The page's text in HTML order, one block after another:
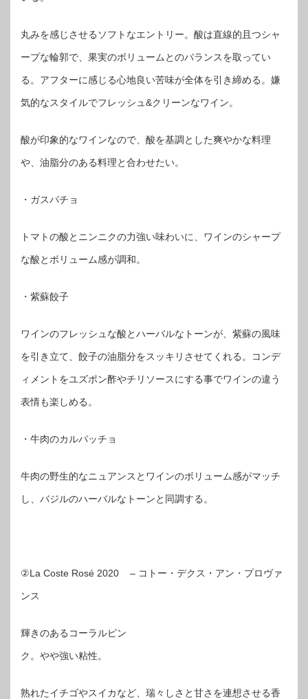
丸みを感じさせるソフトなエントリー。酸は直線的且つシャ
ープな輪郭で、果実のボリュームとのバランスを取ってい
る。アフターに感じる心地良い苦味が全体を引き締める。嫌
気的なスタイルでフレッシュ&クリーンなワイン。
酸が印象的なワインなので、酸を基調とした爽やかな料理
や、油脂分のある料理と合わせたい。
・ガスパチョ
トマトの酸とニンニクの力強い味わいに、ワインのシャープ
な酸とボリューム感が調和。
・紫蘇餃子
ワインのフレッシュな酸とハーバルなトーンが、紫蘇の風味
を引き立て、餃子の油脂分をスッキリさせてくれる。コンデ
ィメントをユズポン酢やチリソースにする事でワインの違う
表情も楽しめる。
・牛肉のカルパッチョ
牛肉の野生的なニュアンスとワインのボリューム感がマッチ
し、バジルのハーバルなトーンと同調する。
②La Coste Rosé 2020 – コトー・デクス・アン・プロヴァ
ンス
輝きのあるコーラルピン
ク。やや強い粘性。
熟れたイチゴやスイカなど、瑞々しさと甘さを連想させる香